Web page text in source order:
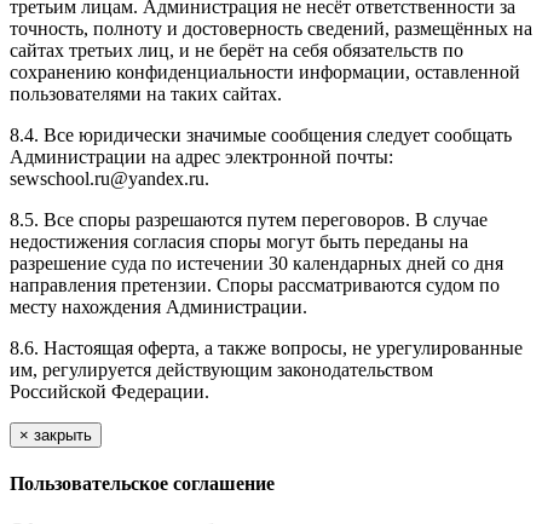
третьим лицам. Администрация не несёт ответственности за
точность, полноту и достоверность сведений, размещённых на
сайтах третьих лиц, и не берёт на себя обязательств по
сохранению конфиденциальности информации, оставленной
пользователями на таких сайтах.
8.4. Все юридически значимые сообщения следует сообщать
Администрации на адрес электронной почты:
sewschool.ru@yandex.ru.
8.5. Все споры разрешаются путем переговоров. В случае
недостижения согласия споры могут быть переданы на
разрешение суда по истечении 30 календарных дней со дня
направления претензии. Споры рассматриваются судом по
месту нахождения Администрации.
8.6. Настоящая оферта, а также вопросы, не урегулированные
им, регулируется действующим законодательством
Российской Федерации.
× закрыть
Пользовательское соглашение